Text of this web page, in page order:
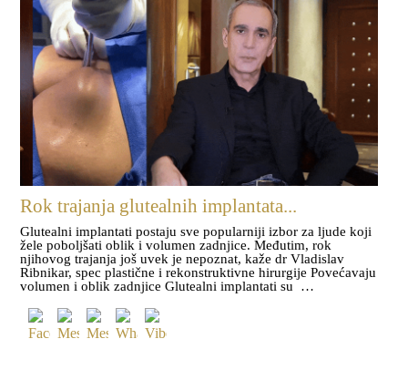
Rok trajanja glutealnih implantata...
Glutealni implantati postaju sve popularniji izbor za ljude koji
žele poboljšati oblik i volumen zadnjice. Međutim, rok
njihovog trajanja još uvek je nepoznat, kaže dr Vladislav
Ribnikar, spec plastične i rekonstruktivne hirurgije Povećavaju
volumen i oblik zadnjice Glutealni implantati su …